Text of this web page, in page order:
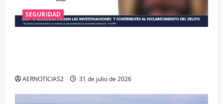
SEGURIDAD
AERNOTICIAS2 31 de julio de 2026